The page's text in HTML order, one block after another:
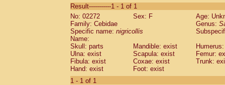
CebidaeSaguinus labiatus(0)
Cebidae Saguinus leucopus (0)
Cebidae
CebidaeSaguinus mystax
Cebidae Saguinus nigricollis (1)
Cebidae Saguinus oedipus
Cebidae Saguinus weddelli
Cebidae Saguinusspp.
Cebidae
Result-----------1 - 1 of 1
No: 02272
Sex: F
Age:
Family: Cebidae
Genus:
Specific name: nigricollis
Name:
Skull: parts
Mandible: exist
Ulna: exist
Scapula: exist
Femur:
Fibula: exist
Coxae: exist
Trunk:
Hand: exist
Foot: exist
1 - 1 of 1